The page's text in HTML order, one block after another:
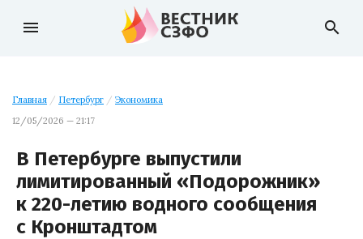
menu search
Главная / Петербург / Экономика
12/05/2026 — 21:17
В Петербурге выпустили
лимитированный «Подорожник»
к 220-летию водного сообщения
с Кронштадтом